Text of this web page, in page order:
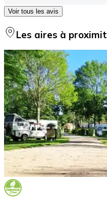
Voir tous les avis
Les aires à